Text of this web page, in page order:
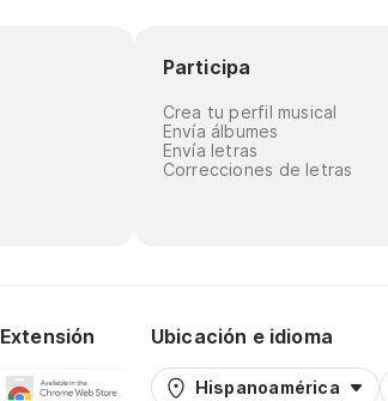
Participa
Crea tu perfil musical
Envía álbumes
Envía letras
Correcciones de letras
Extensión Ubicación e idioma
Hispanoamérica